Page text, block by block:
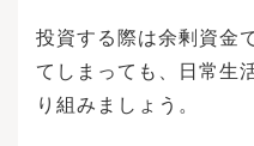
で何を優先にすべきなのかがわ
た、ライフプランを実現させる
ここでは、ライフプランを考え
投資する際は余剰資金
てしまっても、日常生
り組みましょう。